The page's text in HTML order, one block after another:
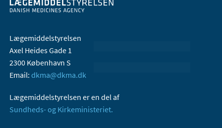
Lægemiddelstyrelsen
Axel Heides Gade 1
2300 København S
Email: dkma@dkma.dk
Lægemiddelstyrelsen er en del af
Sundheds- og Kirkeministeriet.